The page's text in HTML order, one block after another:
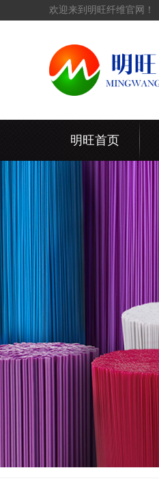
欢迎来到明旺纤维官网！
明旺首页